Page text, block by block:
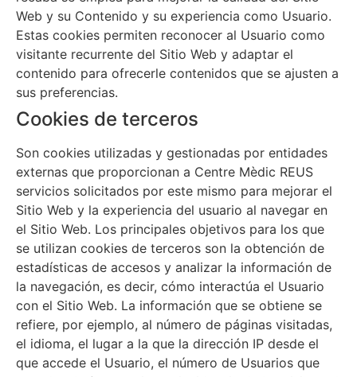
Web y su Contenido y su experiencia como Usuario.
Estas cookies permiten reconocer al Usuario como
visitante recurrente del Sitio Web y adaptar el
contenido para ofrecerle contenidos que se ajusten a
sus preferencias.
Cookies de terceros
Son cookies utilizadas y gestionadas por entidades
externas que proporcionan a Centre Mèdic REUS
servicios solicitados por este mismo para mejorar el
Sitio Web y la experiencia del usuario al navegar en
el Sitio Web. Los principales objetivos para los que
se utilizan cookies de terceros son la obtención de
estadísticas de accesos y analizar la información de
la navegación, es decir, cómo interactúa el Usuario
con el Sitio Web. La información que se obtiene se
refiere, por ejemplo, al número de páginas visitadas,
el idioma, el lugar a la que la dirección IP desde el
que accede el Usuario, el número de Usuarios que